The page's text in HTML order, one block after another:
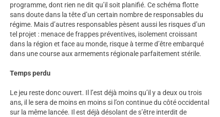
programme, dont rien ne dit qu’il soit planifié. Ce schéma flotte
sans doute dans la tête d’un certain nombre de responsables du
régime. Mais d’autres responsables pèsent aussi les risques d’un
tel projet : menace de frappes préventives, isolement croissant
dans la région et face au monde, risque à terme d’être embarqué
dans une course aux armements régionale parfaitement stérile.
Temps perdu
Le jeu reste donc ouvert. Il l’est déjà moins qu’il y a deux ou trois
ans, il le sera de moins en moins si l’on continue du côté occidental
sur la même lancée. Il est déjà désolant de s’être interdit de